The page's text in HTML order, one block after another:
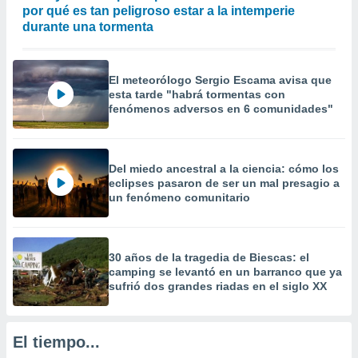
uso de
la
contenido
medir el
de la
el
de
o a través
de
de
uso de
con el
por qué es tan peligroso estar a la intemperie
durante una tormenta
El meteorólogo Sergio Escama avisa que
esta tarde "habrá tormentas con
fenómenos adversos en 6 comunidades"
Del miedo ancestral a la ciencia: cómo los
eclipses pasaron de ser un mal presagio a
un fenómeno comunitario
30 años de la tragedia de Biescas: el
camping se levantó en un barranco que ya
sufrió dos grandes riadas en el siglo XX
El tiempo...